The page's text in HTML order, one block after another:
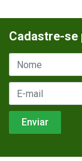
Cadastre-se